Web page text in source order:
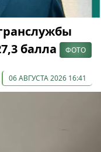
балла
ФОТО
06 АВГУСТА 2026 16:41